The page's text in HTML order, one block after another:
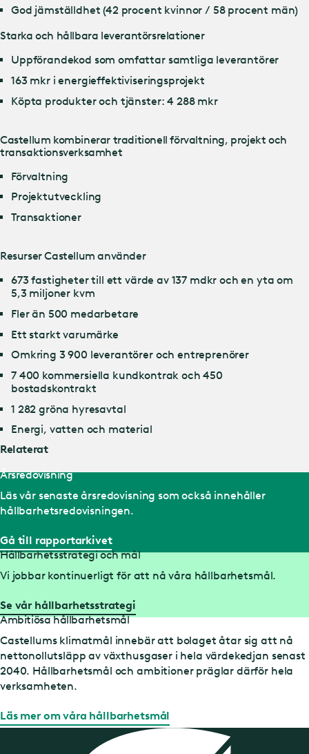
God jämställdhet (42 procent kvinnor / 58 procent män)
Starka och hållbara leverantörsrelationer
Uppförandekod som omfattar samtliga leverantörer
163 mkr i energieffektiviseringsprojekt
Köpta produkter och tjänster: 4 288 mkr
Castellum kombinerar traditionell förvaltning, projekt och
transaktionsverksamhet
Förvaltning
Projektutveckling
Transaktioner
Resurser Castellum använder
673 fastigheter till ett värde av 137 mdkr och en yta om
5,3 miljoner kvm
Fler än 500 medarbetare
Ett starkt varumärke
Omkring 3 900 leverantörer och entreprenörer
7 400 kommersiella kundkontrak och 450
bostadskontrakt
1 282 gröna hyresavtal
Energi, vatten och material
Relaterat
Årsredovisning
Läs vår senaste årsredovisning som också innehåller
hållbarhetsredovisningen.
Gå till rapportarkivet
Hållbarhetsstrategi och mål
Vi jobbar kontinuerligt för att nå våra hållbarhetsmål.
Se vår hållbarhetsstrategi
Ambitiösa hållbarhetsmål
Castellums klimatmål innebär att bolaget åtar sig att nå
nettonollutsläpp av växthusgaser i hela värdekedjan senast
2040. Hållbarhetsmål och ambitioner präglar därför hela
verksamheten.
Läs mer om våra hållbarhetsmål